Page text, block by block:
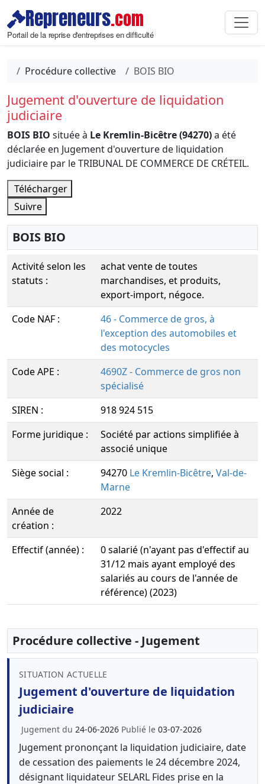
Repreneurs.com
Portail de la reprise d'entreprises en difficulté
Procédure collective BOIS BIO
Jugement d'ouverture de liquidation
judiciaire
BOIS BIO située à Le Kremlin-Bicêtre (94270)a été
déclarée en Jugement d'ouverture de liquidation
judiciaire par le TRIBUNAL DE COMMERCE DE CRÉTEIL.
Télécharger
Suivre
BOIS BIO
Activité selon les
statuts :
achat vente de toutes
marchandises, et produits,
export-import, négoce.
Code NAF :
46 - Commerce de gros, à
l'exception des automobiles et
des motocycles
Code APE :
4690Z - Commerce de gros non
spécialisé
SIREN :
918 924 515
Forme juridique :
Société par actions simplifiée à
associé unique
Siège social :
94270 Le Kremlin-Bicêtre, Val-de-
Marne
Année de
création :
2022
Effectif (année) :
0 salarié (n'ayant pas d'effectif au
31/12 mais ayant employé des
salariés au cours de l'année de
référence) (2023)
Procédure collective - Jugement
SITUATION ACTUELLE
Jugement d'ouverture de liquidation
judiciaire
Jugement du 24-06-2026 Publié le 03-07-2026
Jugement prononçant la liquidation judiciaire, date
de cessation des paiements le 24 décembre 2024,
désignant liquidateur SELARL Fides prise en la